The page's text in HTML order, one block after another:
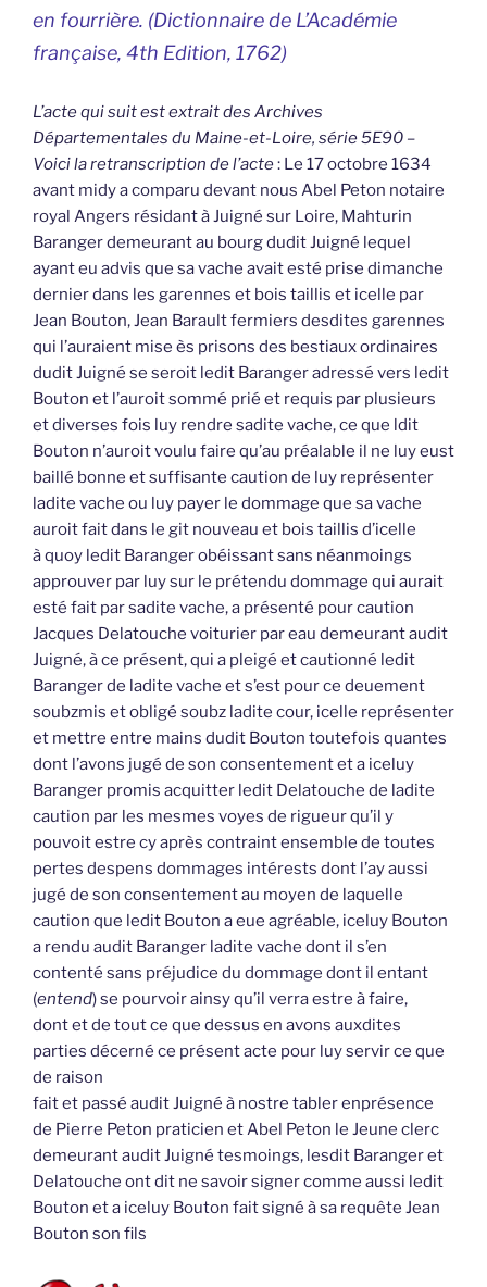
en fourrière. (Dictionnaire de L’Académie
française, 4th Edition, 1762)
L’acte qui suit est extrait des Archives
Départementales du Maine-et-Loire, série 5E90 –
Voici la retranscription de l’acte: Le 17 octobre 1634
avant midy a comparu devant nous Abel Peton notaire
royal Angers résidant à Juigné sur Loire, Mahturin
Baranger demeurant au bourg dudit Juigné lequel
ayant eu advis que sa vache avait esté prise dimanche
dernier dans les garennes et bois taillis et icelle par
Jean Bouton, Jean Barault fermiers desdites garennes
qui l’auraient mise ès prisons des bestiaux ordinaires
dudit Juigné se seroit ledit Baranger adressé vers ledit
Bouton et l’auroit sommé prié et requis par plusieurs
et diverses fois luy rendre sadite vache, ce que ldit
Bouton n’auroit voulu faire qu’au préalable il ne luy eust
baillé bonne et suffisante caution de luy représenter
ladite vache ou luy payer le dommage que sa vache
auroit fait dans le git nouveau et bois taillis d’icelle
à quoy ledit Baranger obéissant sans néanmoings
approuver par luy sur le prétendu dommage qui aurait
esté fait par sadite vache, a présenté pour caution
Jacques Delatouche voiturier par eau demeurant audit
Juigné, à ce présent, qui a pleigé et cautionné ledit
Baranger de ladite vache et s’est pour ce deuement
soubzmis et obligé soubz ladite cour, icelle représenter
et mettre entre mains dudit Bouton toutefois quantes
dont l’avons jugé de son consentement et a iceluy
Baranger promis acquitter ledit Delatouche de ladite
caution par les mesmes voyes de rigueur qu’il y
pouvoit estre cy après contraint ensemble de toutes
pertes despens dommages intérests dont l’ay aussi
jugé de son consentement au moyen de laquelle
caution que ledit Bouton a eue agréable, iceluy Bouton
a rendu audit Baranger ladite vache dont il s’en
contenté sans préjudice du dommage dont il entant
(entend) se pourvoir ainsy qu’il verra estre à faire,
dont et de tout ce que dessus en avons auxdites
parties décerné ce présent acte pour luy servir ce que
de raison
fait et passé audit Juigné à nostre tabler enprésence
de Pierre Peton praticien et Abel Peton le Jeune clerc
demeurant audit Juigné tesmoings, lesdit Baranger et
Delatouche ont dit ne savoir signer comme aussi ledit
Bouton et a iceluy Bouton fait signé à sa requête Jean
Bouton son fils